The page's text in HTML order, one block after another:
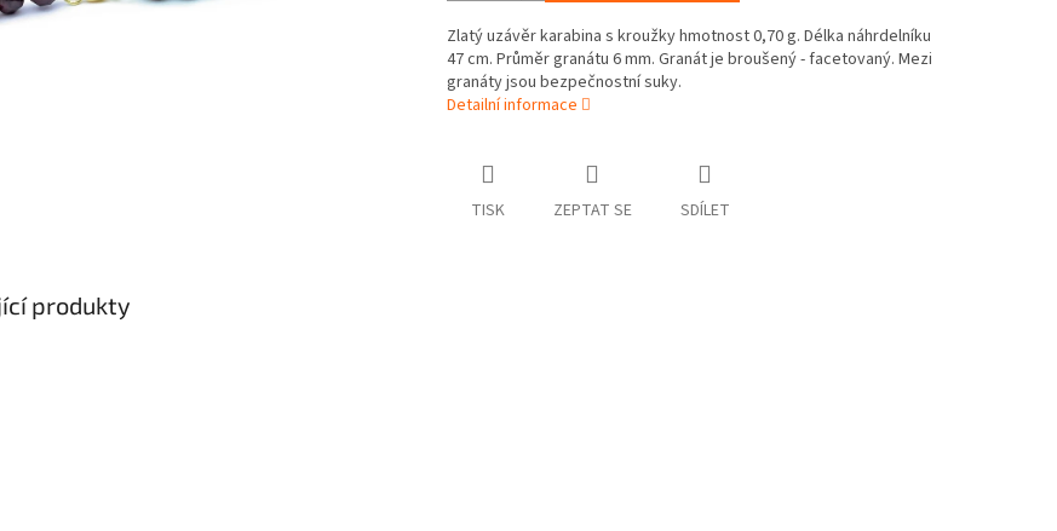
Zlatý uzávěr karabina s kroužky hmotnost 0,70 g. Délka náhrdelníku
47 cm. Průměr granátu 6 mm. Granát je broušený - facetovaný. Mezi
granáty jsou bezpečnostní suky.
Detailní informace
TISK ZEPTAT SE SDÍLET
produkty